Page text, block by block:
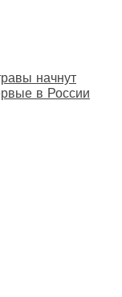
начнут
в России